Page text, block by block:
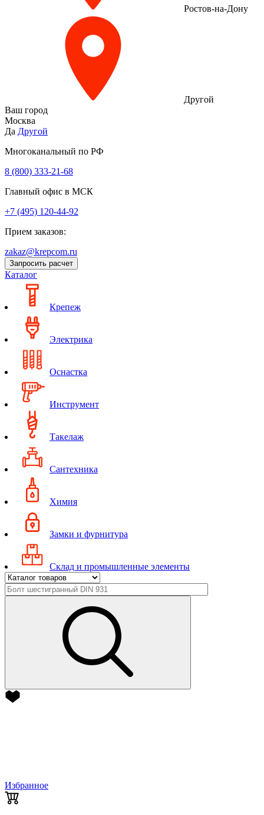
Ростов-на-Дону
Другой
Ваш город
Москва
Да Другой
Многоканальный по РФ
8 (800) 333‑21-68
Главный офис в МСК
+7 (495) 120-44-92
Прием заказов:
zakaz@krepcom.ru
Запросить расчет
Каталог
Крепеж
Электрика
Оснастка
Инструмент
Такелаж
Сантехника
Химия
Замки и фурнитура
Склад и промышленные элементы
Избранное